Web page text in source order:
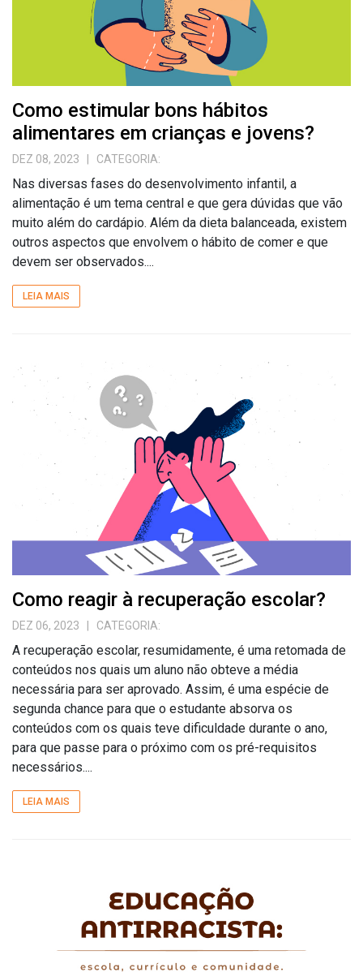
Como estimular bons hábitos
alimentares em crianças e jovens?
DEZ 08, 2023 | CATEGORIA:
Nas diversas fases do desenvolvimento infantil, a
alimentação é um tema central e que gera dúvidas que vão
muito além do cardápio. Além da dieta balanceada, existem
outros aspectos que envolvem o hábito de comer e que
devem ser observados....
LEIA MAIS
Como reagir à recuperação escolar?
DEZ 06, 2023 | CATEGORIA:
A recuperação escolar, resumidamente, é uma retomada de
conteúdos nos quais um aluno não obteve a média
necessária para ser aprovado. Assim, é uma espécie de
segunda chance para que o estudante absorva os
conteúdos com os quais teve dificuldade durante o ano,
para que passe para o próximo com os pré-requisitos
necessários....
LEIA MAIS